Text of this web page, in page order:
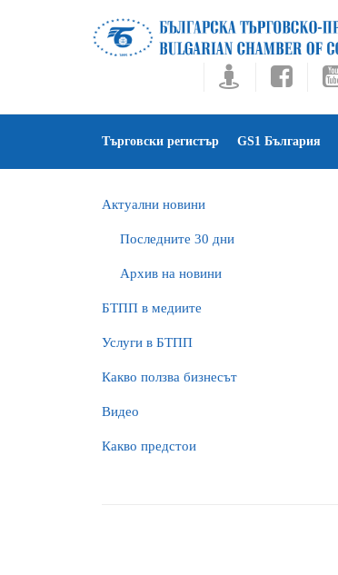
Търговски регистър GS1 България
Актуални новини
Последните 30 дни
Архив на новини
БTПП в медиите
Услуги в БТПП
Какво ползва бизнесът
Видео
Какво предстои